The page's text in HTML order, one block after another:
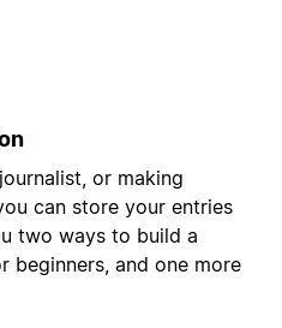
or making
can store your entries
two ways to build a
beginners, and one more